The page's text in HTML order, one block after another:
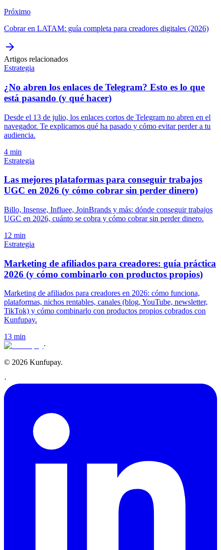
Próximo
Cobrar en LATAM: guía completa para creadores digitales (2026)
Artigos relacionados
Estrategia
¿No abren los enlaces de Telegram? Esto es lo que
está pasando (y qué hacer)
Desde el 13 de julio, los enlaces cortos de Telegram no abren en el
navegador. Te explicamos qué ha pasado y cómo evitar perder a tu
audiencia.
4 min
Estrategia
Las mejores plataformas para conseguir trabajos
UGC en 2026 (y cómo cobrar sin perder dinero)
Billo, Insense, Influee, JoinBrands y más: dónde conseguir trabajos
UGC en 2026, cuánto se cobra y cómo cobrar sin perder dinero.
12 min
Estrategia
Marketing de afiliados para creadores: guía práctica
2026 (y cómo combinarlo con productos propios)
Marketing de afiliados para creadores en 2026: cómo funciona,
plataformas, nichos rentables, canales (blog, YouTube, newsletter,
TikTok) y cómo combinarlo con productos propios cobrados con
Kunfupay.
13 min
·
© 2026 Kunfupay.
·